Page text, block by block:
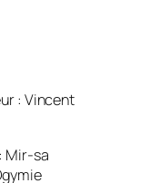
: Vincent
Mir-sa